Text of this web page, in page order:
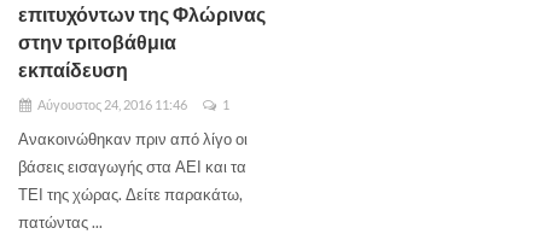
επιτυχόντων της Φλώρινας
στην τριτοβάθμια
εκπαίδευση
Αύγουστος 24, 2016 11:46 1
Ανακοινώθηκαν πριν από λίγο οι
βάσεις εισαγωγής στα ΑΕΙ και τα
ΤΕΙ της χώρας. Δείτε παρακάτω,
πατώντας ...